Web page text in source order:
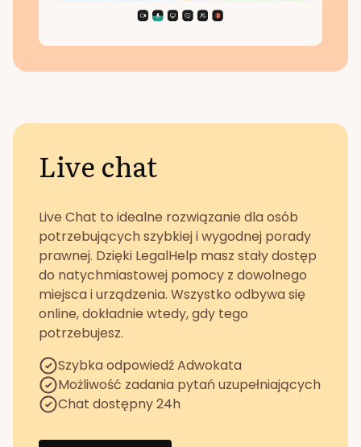
Live chat
Live Chat to idealne rozwiązanie dla osób
potrzebujących szybkiej i wygodnej porady
prawnej. Dzięki LegalHelp masz stały dostęp
do natychmiastowej pomocy z dowolnego
miejsca i urządzenia. Wszystko odbywa się
online, dokładnie wtedy, gdy tego
potrzebujesz.
Szybka odpowiedź Adwokata
Możliwość zadania pytań uzupełniających
Chat dostępny 24h